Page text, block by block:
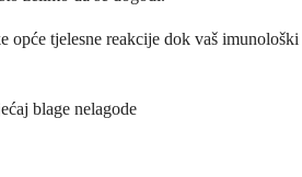
opće tjelesne reakcije dok vaš imunološki
blage nelagode